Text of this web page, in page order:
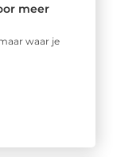
meer
waar je